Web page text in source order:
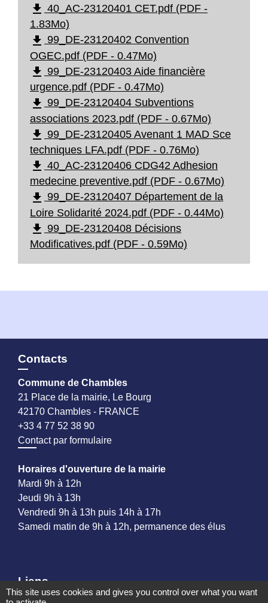
file_download 40_AC-23120401 CET.pdf (PDF -
1.83Mo)
file_download 99_DE-23120402 Convention
OGEC.pdf (PDF - 0.47Mo)
file_download 99_DE-23120403 Aide financière
urgence.pdf (PDF - 0.47Mo)
file_download 99_DE-23120404 Subventions
associations 2023.pdf (PDF - 0.67Mo)
file_download 99_DE-23120405 Avenant 1 MAD Sce
techniques LFA.pdf (PDF - 0.76Mo)
file_download 40_AC-23120406 CDG42 Adhesion
medecine preventive.pdf (PDF - 0.67Mo)
file_download 99_DE-23120407 Département de la
Loire Solidarité 2024.pdf (PDF - 0.44Mo)
file_download 99_DE-23120408 Décisions
Modificatives.pdf (PDF - 0.59Mo)
Contacts
Commune de Chambles
21 Place de la mairie, Le Bourg
42170 Chambles - FRANCE
+33 4 77 52 38 90
Contact par formulaire
Horaires d'ouverture de la mairie
Mardi 9h à 12h
Jeudi 9h à 13h
Vendredi 9h à 13h puis 14h à 17h
Samedi matin de 9h à 12h, permanence des élus
Liens
This site uses cookies and gives you control over what you want